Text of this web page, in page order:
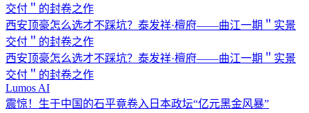
交付＂的封卷之作
西安顶豪怎么选才不踩坑？泰发祥·檀府——曲江一期＂实景
交付＂的封卷之作
西安顶豪怎么选才不踩坑？泰发祥·檀府——曲江一期＂实景
交付＂的封卷之作
Lumos AI
震惊！生于中国的石平竟卷入日本政坛“亿元黑金风暴”